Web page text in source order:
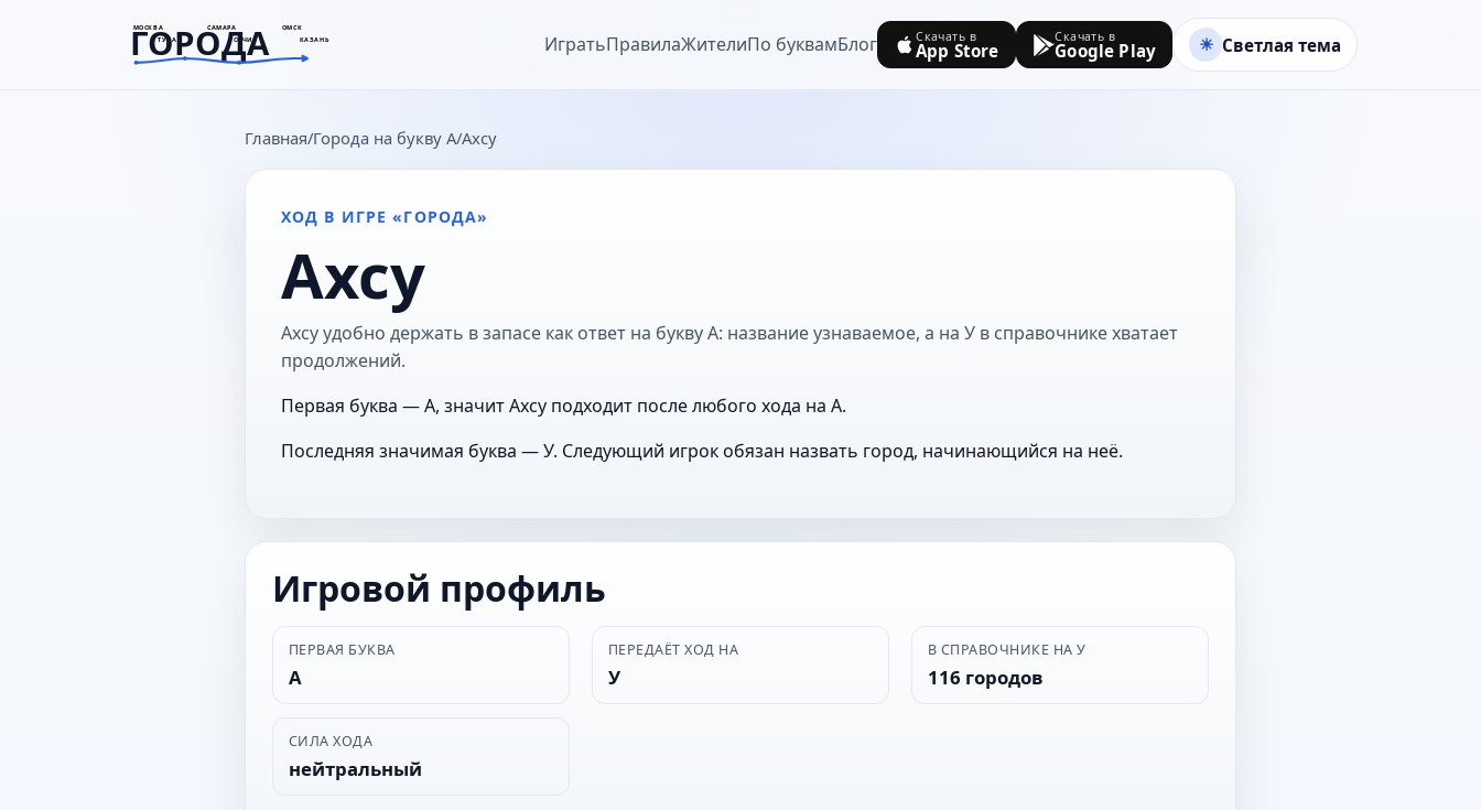
МОСКВА САМАРА ОМСК
ТУЛА СОЧИ КАЗАНЬ
ГОРОДА
goroda-na.ru ИгратьПравилаЖителиПо буквамБлог Скачать в
App Store
Скачать в
Google Play Светлая тема
Главная Города на букву А Ахсу
ХОД В ИГРЕ «ГОРОДА»
Ахсу
Ахсу удобно держать в запасе как ответ на букву А: название узнаваемое, а на У в справочнике хватает
продолжений.
Первая буква — А, значит Ахсу подходит после любого хода на А.
Последняя значимая буква — У. Следующий игрок обязан назвать город, начинающийся на неё.
Игровой профиль
ПЕРВАЯ БУКВА
А
ПЕРЕДАЁТ ХОД НА
У
В СПРАВОЧНИКЕ НА У
116 городов
СИЛА ХОДА
нейтральный